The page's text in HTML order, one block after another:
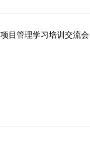
目管理学习培训交流会